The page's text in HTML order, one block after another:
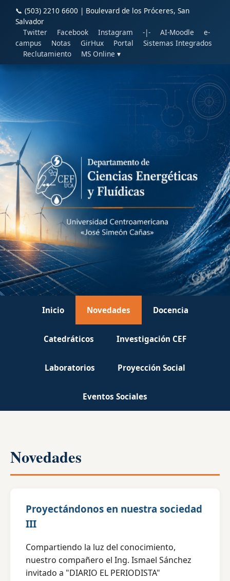
📞 (503) 2210 6600 | Boulevard de los Próceres, San
Salvador
Twitter
Facebook Instagram -|- AI-Moodle
e-
campus
Notas GirHux Portal
Sistemas Integrados
Reclutamiento
MS Online ▾
Inicio Novedades Docencia
Catedráticos Investigación CEF
Laboratorios Proyección Social
Eventos Sociales
Novedades
Proyectándonos en nuestra sociedad
III
Compartiendo la luz del conocimiento,
nuestro compañero el Ing. Ismael Sánchez
invitado a "DIARIO EL PERIODISTA"